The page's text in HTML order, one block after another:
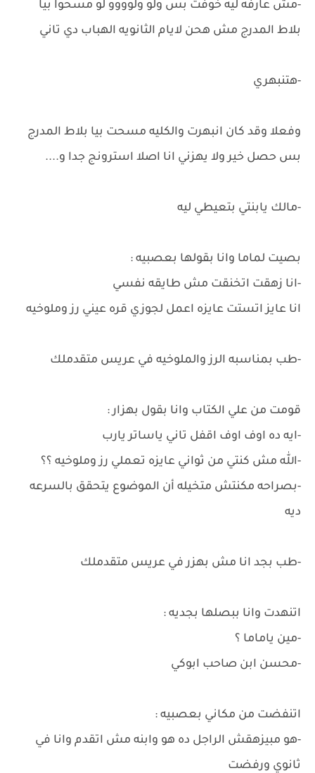
-مش عارفه ليه خوفت بس ولو ولوووو لو مسحوا بيا
بلاط المدرج مش هحن لايام الثانويه الهباب دي تاني
-هتنبهري
وفعلا وقد كان انبهرت والكليه مسحت بيا بلاط المدرج
بس حصل خير ولا يهزني انا اصلا استرونج جدا و....
-مالك يابنتي بتعيطي ليه
بصيت لماما وانا بقولها بعصبيه :
-انا زهقت اتخنقت مش طايقه نفسي
انا عايز اتستت عايزه اعمل لجوزي قره عيني رز وملوخيه
-طب بمناسبه الرز والملوخيه في عريس متقدملك
قومت من علي الكتاب وانا بقول بهزار :
-ايه ده اوف اوف اقفل تاني ياساتر يارب
-الله مش كنتي من ثواني عايزه تعملي رز وملوخيه ؟؟
-بصراحه مكنتش متخيله أن الموضوع يتحقق بالسرعه
ديه
-طب بجد انا مش بهزر في عريس متقدملك
اتنهدت وانا ببصلها بجديه :
-مين ياماما ؟
-محسن ابن صاحب ابوكي
اتنفضت من مكاني بعصبيه :
-هو مبيزهقش الراجل ده هو وابنه مش اتقدم وانا في
ثانوي ورفضت